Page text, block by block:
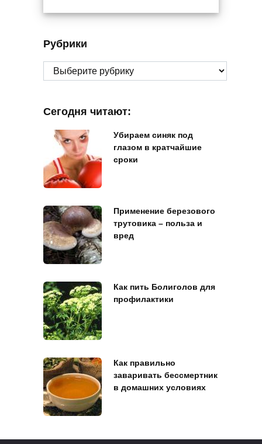
Рубрики
Рубрики
Сегодня читают:
Убираем синяк под
глазом в кратчайшие
сроки
Применение березового
трутовика – польза и
вред
Как пить Болиголов для
профилактики
Как правильно
заваривать бессмертник
в домашних условиях